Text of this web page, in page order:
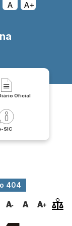
A A+
Oficial
SIC
404